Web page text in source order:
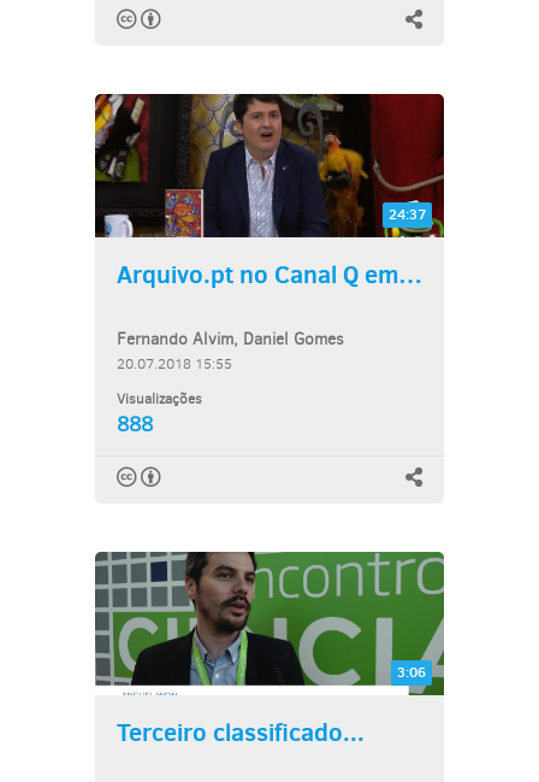
24:37
Arquivo.pt no Canal Q em É...
Fernando Alvim, Daniel Gomes
20.07.2018 15:55
Visualizações
888
3:06
Terceiro classificado...